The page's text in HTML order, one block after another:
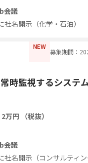
会議
社名開示（化学・石油）
NEW
募集期間：
時監視するシステ
万円 （税抜）
会議
社名開示（コンサルティン